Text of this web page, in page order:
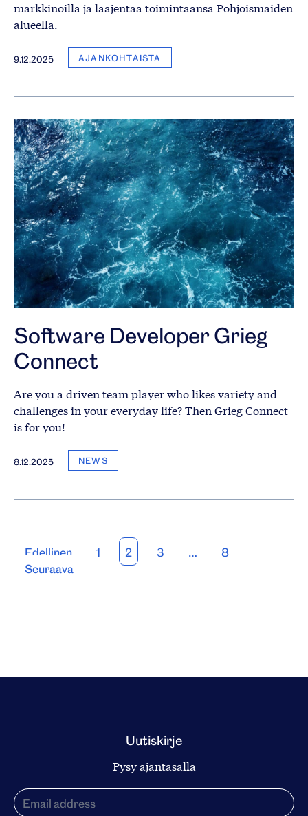
markkinoilla ja laajentaa toimintaansa Pohjoismaiden
alueella.
9.12.2025 AJANKOHTAISTA
Software Developer Grieg
Connect
Are you a driven team player who likes variety and
challenges in your everyday life? Then Grieg Connect
is for you!
8.12.2025 NEWS
Artikkelien
sivutus
Edellinen 1 2 3
8
Seuraava
Uutiskirje
Pysy ajantasalla